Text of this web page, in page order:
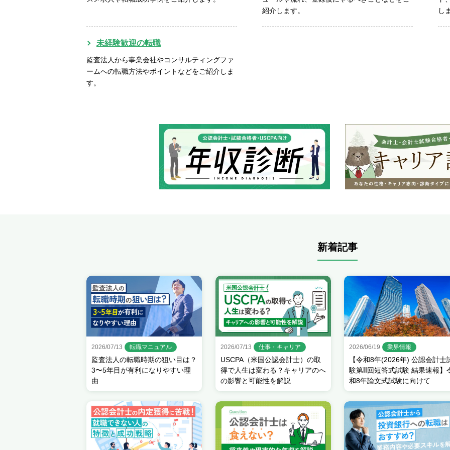
紹介します。
し
未経験歓迎の転職
監査法人から事業会社やコンサルティングファ
ームへの転職方法やポイントなどをご紹介しま
す。
新着記事
2026/07/13 転職マニュアル
監査法人の転職時期の狙い目は？
3〜5年目が有利になりやすい理
由
2026/07/13 仕事・キャリア
USCPA（米国公認会計士）の取
得で人生は変わる？キャリアのへ
の影響と可能性を解説
2026/06/19 業界情報
【令和8年(2026年) 公認会計士
験第Ⅱ回短答式試験 結果速報】
和8年論文式試験に向けて